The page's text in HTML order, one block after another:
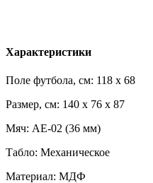
Характеристики
Поле футбола, см: 118 x 68
Размер, см: 140 x 76 x 87
Мяч: AE-02 (36 мм)
Табло: Механическое
Материал: МДФ